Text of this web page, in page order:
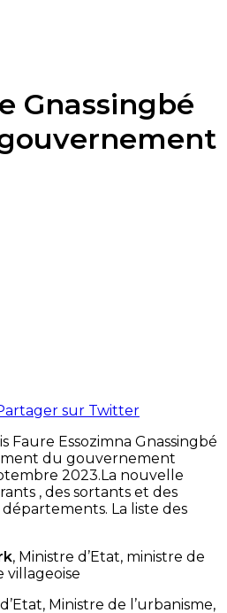
Gnassingbé
sur Twitter
Faure Essozimna Gnassingbé
du gouvernement
2023.La nouvelle
, des sortants et des
La liste des
, Ministre d’Etat, ministre de
villageoise
Ministre de l’urbanisme,